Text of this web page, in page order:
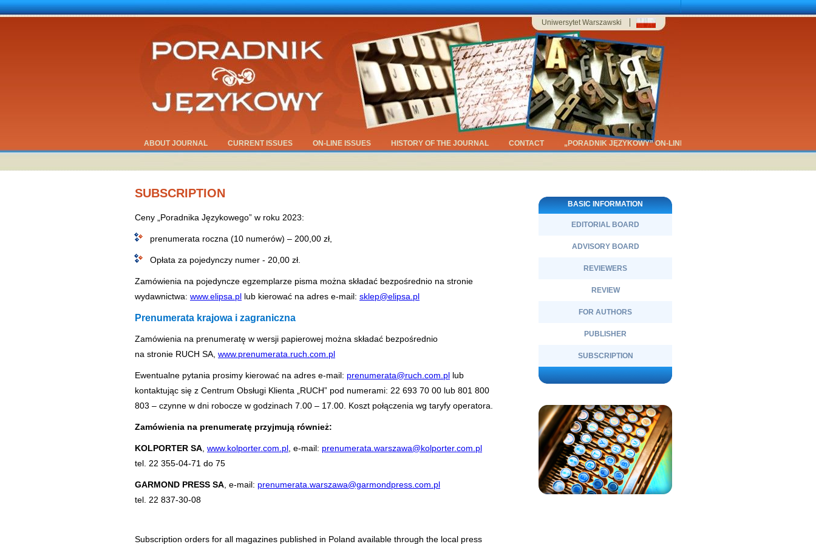
Uniwersytet Warszawski
ABOUT JOURNAL CURRENT ISSUES ON-LINE ISSUES HISTORY OF THE JOURNAL CONTACT „PORADNIK JĘZYKOWY” ON-LINE
SUBSCRIPTION
Ceny „Poradnika Językowego” w roku 2023:
prenumerata roczna (10 numerów) – 200,00 zł,
Opłata za pojedynczy numer - 20,00 zł.
Zamówienia na pojedyncze egzemplarze pisma można składać bezpośrednio na stronie
wydawnictwa: www.elipsa.pl lub kierować na adres e-mail: sklep@elipsa.pl
Prenumerata krajowa i zagraniczna
Zamówienia na prenumeratę w wersji papierowej można składać bezpośrednio
na stronie RUCH SA, www.prenumerata.ruch.com.pl
Ewentualne pytania prosimy kierować na adres e-mail: prenumerata@ruch.com.pl lub
kontaktując się z Centrum Obsługi Klienta „RUCH” pod numerami: 22 693 70 00 lub 801 800
803 – czynne w dni robocze w godzinach 7.00 – 17.00. Koszt połączenia wg taryfy operatora.
Zamówienia na prenumeratę przyjmują również:
KOLPORTER SA www.kolporter.com.pl , e-mail: prenumerata.warszawa@kolporter.com.pl
tel. 22 355-04-71 do 75
GARMOND PRESS SA , e-mail: prenumerata.warszawa@garmondpress.com.pl
tel. 22 837-30-08
Subscription orders for all magazines published in Poland available through the local press
BASIC INFORMATION
EDITORIAL BOARD
ADVISORY BOARD
REVIEWERS
REVIEW
FOR AUTHORS
PUBLISHER
SUBSCRIPTION